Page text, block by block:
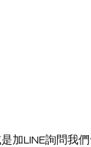
加LINE詢問我